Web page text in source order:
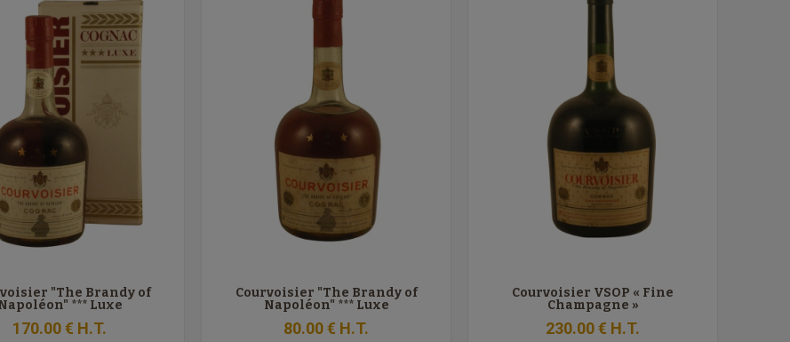
"The Brandy of
*** Luxe
170.00€ H.T.
Courvoisier "The Brandy of
Napoléon" *** Luxe
80.00€ H.T.
Courvoisier VSOP « Fine
Champagne »
230.00€ H.T.